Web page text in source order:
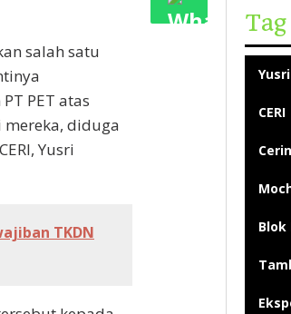
salah satu
PET atas
diduga
Yusri
TKDN
CERI
Blok